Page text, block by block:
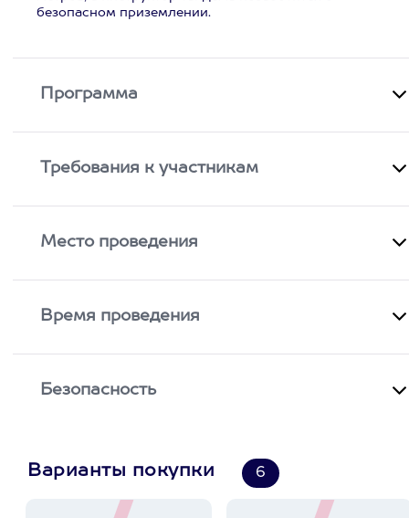
безопасном приземлении.
Программа
Требования к участникам
Место проведения
Время проведения
Безопасность
Варианты покупки 6